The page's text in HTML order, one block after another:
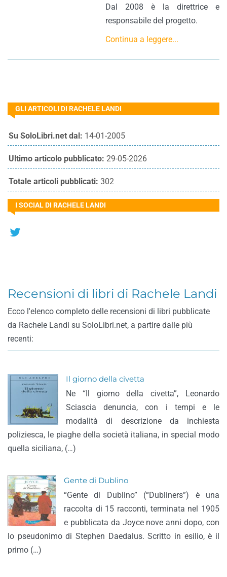
Dal 2008 è la direttrice e
responsabile del progetto.
Continua a leggere...
GLI ARTICOLI DI RACHELE LANDI
Su SoloLibri.net dal: 14-01-2005
Ultimo articolo pubblicato: 29-05-2026
Totale articoli pubblicati: 302
I SOCIAL DI RACHELE LANDI
Recensioni di libri di Rachele Landi
Ecco l'elenco completo delle recensioni di libri pubblicate
da Rachele Landi su SoloLibri.net, a partire dalle più
recenti:
Il giorno della civetta
Ne “Il giorno della civetta”, Leonardo
Sciascia denuncia, con i tempi e le
modalità di descrizione da inchiesta
poliziesca, le piaghe della società italiana, in special modo
quella siciliana, (…)
Gente di Dublino
“Gente di Dublino” (“Dubliners”) è una
raccolta di 15 racconti, terminata nel 1905
e pubblicata da Joyce nove anni dopo, con
lo pseudonimo di Stephen Daedalus. Scritto in esilio, è il
primo (…)